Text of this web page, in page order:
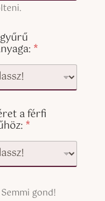
*
a férfi
*
gond!